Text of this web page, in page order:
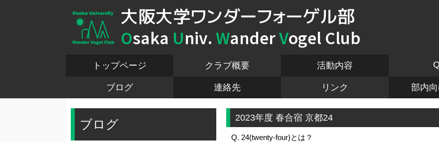
大阪大学ワンダーフォーゲル部
Osaka Univ. WanderVogel Club
トップページ クラブ概要 活動内容
ブログ 連絡先 リンク 部内
ブログ 2023年度 春合宿 京都24
Q. 24(twenty-four)とは？